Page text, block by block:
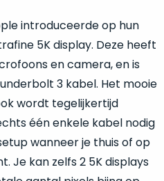
introduceerde op hun
5K display. Deze heeft
en camera, en is
3 kabel. Het mooie
wordt tegelijkertijd
één enkele kabel nodig
wanneer je thuis of op
Je kan zelfs 2 5K displays